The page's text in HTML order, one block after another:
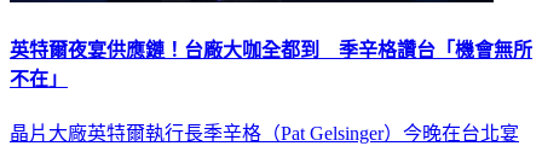
英特爾夜宴供應鏈！台廠大咖全都到 季辛格讚台「機會無所
不在」
晶片大廠英特爾執行長季辛格（Pat Gelsinger）今晚在台北宴